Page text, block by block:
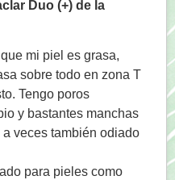
Duo (+) de la
mi piel es grasa,
sobre todo en zona T
Tengo poros
y bastantes manchas
veces también odiado
para pieles como